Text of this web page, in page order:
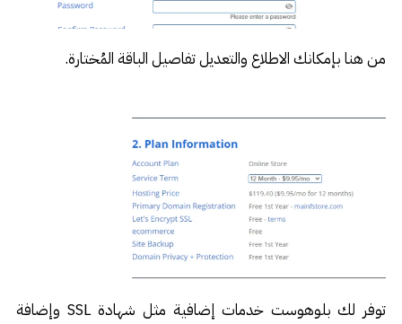
من هنا بإمكانك الاطلاع والتعديل تفاصيل الباقة المُختارة.
توفر لك بلوهوست خدمات إضافية مثل شهادة SSL وإضافة